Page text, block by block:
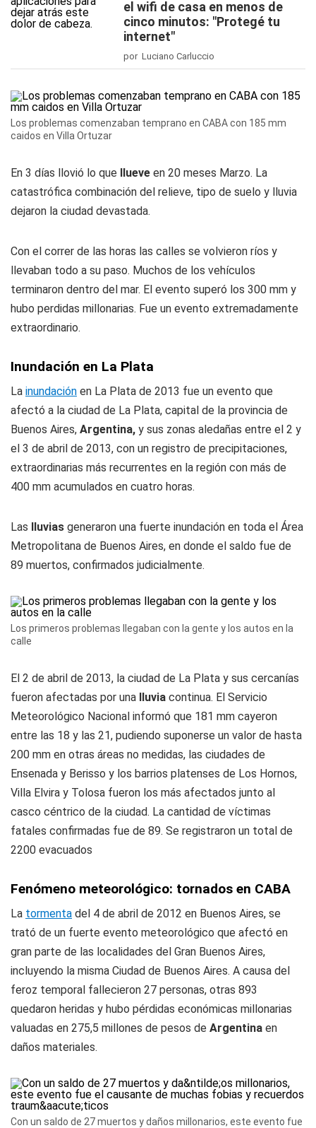
el wifi de casa en menos de
cinco minutos: "Protegé tu
internet"
por Luciano Carluccio
Los problemas comenzaban temprano en CABA con 185 mm
caidos en Villa Ortuzar
En 3 días llovió lo que llueve en 20 meses Marzo. La
catastrófica combinación del relieve, tipo de suelo y lluvia
dejaron la ciudad devastada.
Con el correr de las horas las calles se volvieron ríos y
llevaban todo a su paso. Muchos de los vehículos
terminaron dentro del mar. El evento superó los 300 mm y
hubo perdidas millonarias. Fue un evento extremadamente
extraordinario.
Inundación en La Plata
La inundación en La Plata de 2013 fue un evento que
afectó a la ciudad de La Plata, capital de la provincia de
Buenos Aires, Argentina, y sus zonas aledañas entre el 2 y
el 3 de abril de 2013, con un registro de precipitaciones,
extraordinarias más recurrentes en la región con más de
400 mm acumulados en cuatro horas.
Las lluvias generaron una fuerte inundación en toda el Área
Metropolitana de Buenos Aires, en donde el saldo fue de
89 muertos, confirmados judicialmente.
Los primeros problemas llegaban con la gente y los autos en la
calle
El 2 de abril de 2013, la ciudad de La Plata y sus cercanías
fueron afectadas por una lluvia continua. El Servicio
Meteorológico Nacional informó que 181 mm cayeron
entre las 18 y las 21, pudiendo suponerse un valor de hasta
200 mm en otras áreas no medidas, las ciudades de
Ensenada y Berisso y los barrios platenses de Los Hornos,
Villa Elvira y Tolosa fueron los más afectados junto al
casco céntrico de la ciudad. La cantidad de víctimas
fatales confirmadas fue de 89. Se registraron un total de
2200 evacuados
Fenómeno meteorológico: tornados en CABA
La tormenta del 4 de abril de 2012 en Buenos Aires, se
trató de un fuerte evento meteorológico que afectó en
gran parte de las localidades del Gran Buenos Aires,
incluyendo la misma Ciudad de Buenos Aires. A causa del
feroz temporal fallecieron 27 personas, otras 893
quedaron heridas y hubo pérdidas económicas millonarias
valuadas en 275,5 millones de pesos de Argentina en
daños materiales.
Con un saldo de 27 muertos y daños millonarios, este evento fue